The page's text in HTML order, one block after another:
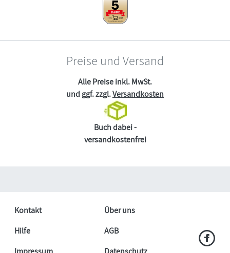
Preise und Versand
Alle Preise inkl. MwSt.
und ggf. zzgl.Versandkosten
Buch dabei -
versandkostenfrei
Kontakt
Über uns
Hilfe
AGB